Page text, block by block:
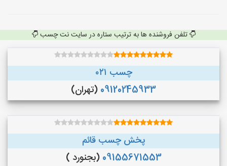
تلفن فروشنده ها به ترتیب ستاره در سایت نت چسب
چسب ۰۲۱
09120245933 (تهران)
پخش چسب قائم
09155671553 (بجنورد )